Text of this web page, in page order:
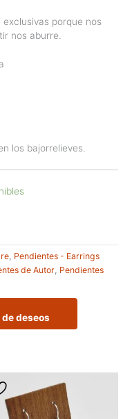
porque nos
nos aburre.
los bajorrelieves.
, Pendientes - Earrings
de Autor, Pendientes
deseos